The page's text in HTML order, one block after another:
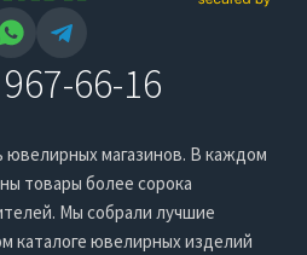
66-16
ювелирных магазинов. В каждом
товары более сорока
Мы собрали лучшие
каталоге ювелирных изделий